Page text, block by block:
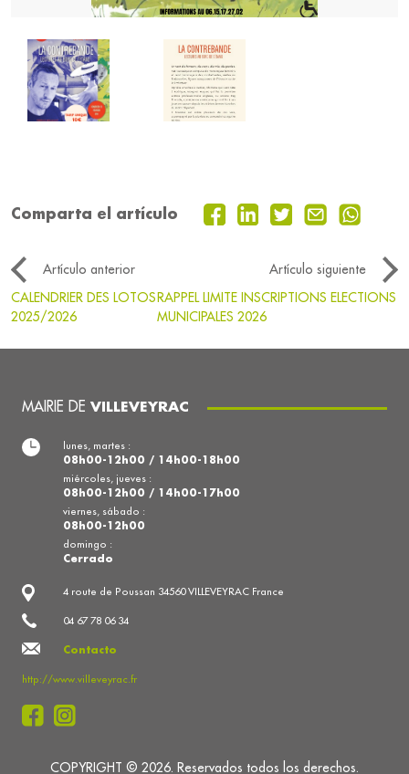
Comparta el artículo
Artículo anterior
Artículo siguiente
CALENDRIER DES LOTOS
2025/2026
RAPPEL LIMITE INSCRIPTIONS ELECTIONS
MUNICIPALES 2026
MAIRIE DE VILLEVEYRAC
4 route de Poussan 34560 VILLEVEYRAC France
04 67 78 06 34
Contacto
http://www.villeveyrac.fr
lunes, martes :
08h00-12h00 / 14h00-18h00
miércoles, jueves :
08h00-12h00 / 14h00-17h00
viernes, sábado :
08h00-12h00
domingo :
Cerrado
COPYRIGHT © 2026. Reservados todos los derechos.